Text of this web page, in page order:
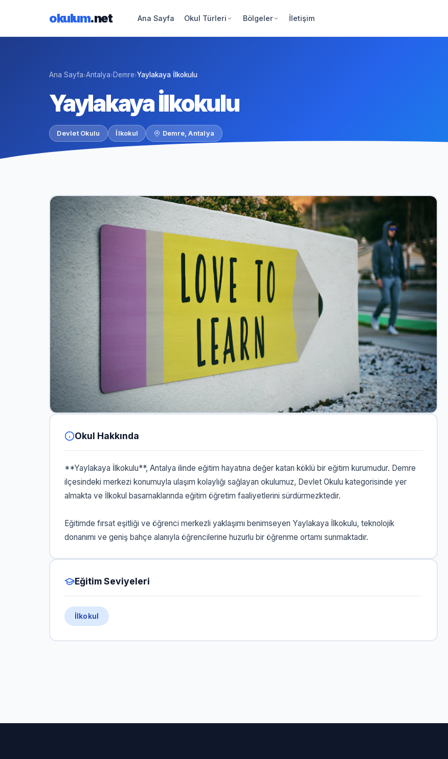
okulum.net Ana Sayfa Okul Türleri Bölgeler İletişim
Ana Sayfa›Antalya› Demre›Yaylakaya İlkokulu
Yaylakaya İlkokulu
Devlet Okulu İlkokul Demre, Antalya
Okul Hakkında
**Yaylakaya İlkokulu**, Antalya ilinde eğitim hayatına değer katan köklü bir eğitim kurumudur. Demre
ilçesindeki merkezi konumuyla ulaşım kolaylığı sağlayan okulumuz, Devlet Okulu kategorisinde yer
almakta ve İlkokul basamaklarında eğitim öğretim faaliyetlerini sürdürmezktedir.
Eğitimde fırsat eşitliği ve öğrenci merkezli yaklaşımı benimseyen Yaylakaya İlkokulu, teknolojik
donanımı ve geniş bahçe alanıyla öğrencilerine huzurlu bir öğrenme ortamı sunmaktadır.
Eğitim Seviyeleri
İlkokul